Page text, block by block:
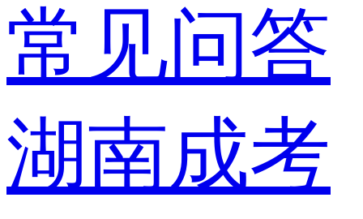
常见问答
湖南成考